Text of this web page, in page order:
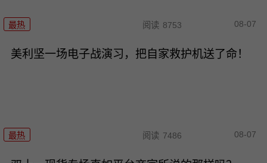
最热 阅读 8753 08-07
美利坚一场电子战演习，把自家救护机送了命！
最热 阅读 7486 08-07